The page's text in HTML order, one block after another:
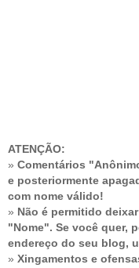
ATENÇÃO:
» Comentários
e posteriormente
com nome válido!
» Não é permitido
"Nome". Se você quer,
endereço do seu blog,
» Xingamentos e